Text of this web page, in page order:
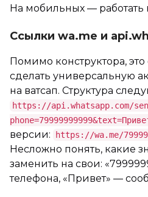
На мобильных — работать
Ссылки wa.me и
Помимо конструктора,
сделать универсальную
на ватсап. Структура
https://api.whatsapp.com/
версии:
https://wa.me/
Несложно понять, какие
заменить на свои:
телефона, «Привет» —